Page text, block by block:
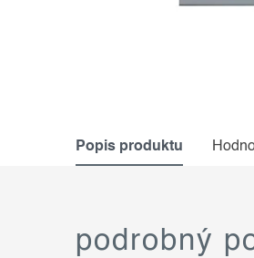
Popis produktu
podrobný